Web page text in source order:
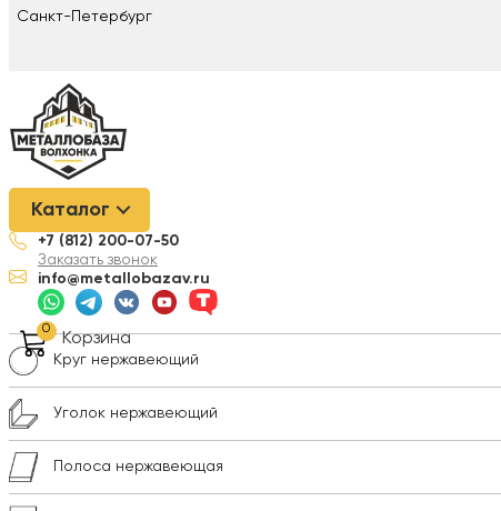
Санкт-Петербург
Каталог
+7 (812) 200-07-50
Заказать звонок
info@metallobazav.ru
Корзина
0
Металлобаза Волхонка
Лист нержавеющий
Трубы нержавеющие
Круг нержавеющий
Уголок нержавеющий
Полоса нержавеющая